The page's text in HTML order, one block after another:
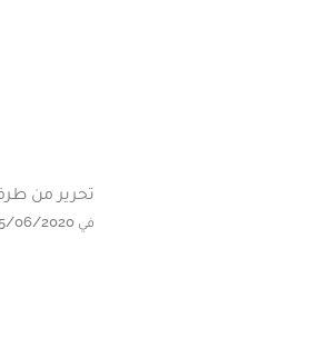
تحرير من
في 25/06/2020 على الساعة 12:04